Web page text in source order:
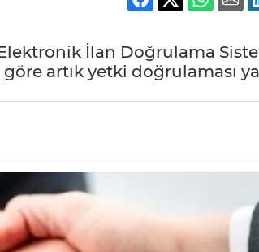
İlan Doğrulama
artık yetki doğrulaması